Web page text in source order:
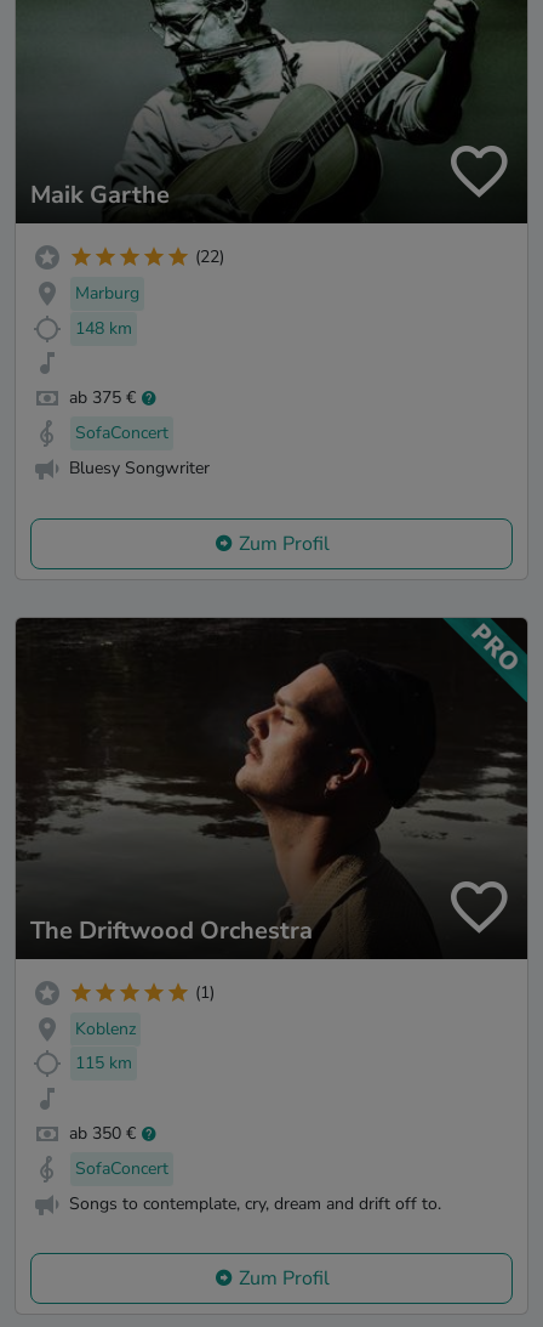
Maik Garthe
(22)
Marburg
148 km
ab 375 €
SofaConcert
Bluesy Songwriter
Zum Profil
The Driftwood Orchestra
(1)
Koblenz
115 km
ab 350 €
SofaConcert
Songs to contemplate, cry, dream and drift off to.
Zum Profil